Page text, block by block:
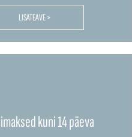
LISATEAVE >
kuni 14 päeva